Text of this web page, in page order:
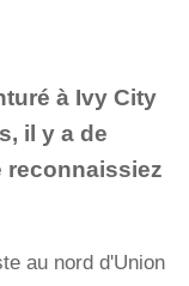
à Ivy City
il y a de
reconnaissiez
au nord d'Union